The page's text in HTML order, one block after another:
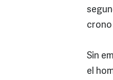
crono
Sin
el